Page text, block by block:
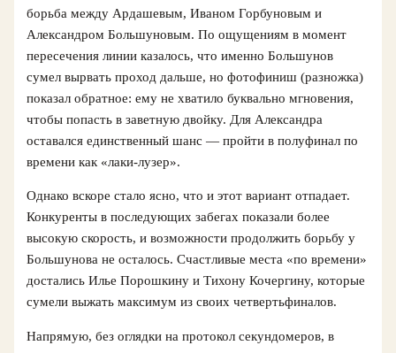
борьба между Ардашевым, Иваном Горбуновым и
Александром Большуновым. По ощущениям в момент
пересечения линии казалось, что именно Большунов
сумел вырвать проход дальше, но фотофиниш (разножка)
показал обратное: ему не хватило буквально мгновения,
чтобы попасть в заветную двойку. Для Александра
оставался единственный шанс — пройти в полуфинал по
времени как «лаки-лузер».
Однако вскоре стало ясно, что и этот вариант отпадает.
Конкуренты в последующих забегах показали более
высокую скорость, и возможности продолжить борьбу у
Большунова не осталось. Счастливые места «по времени»
достались Илье Порошкину и Тихону Кочергину, которые
сумели выжать максимум из своих четвертьфиналов.
Напрямую, без оглядки на протокол секундомеров, в